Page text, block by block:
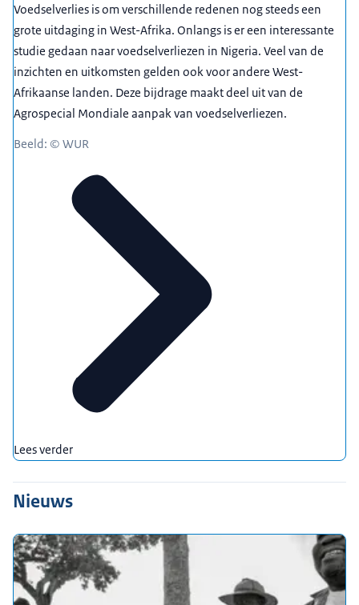
Voedselverlies is om verschillende redenen nog steeds een
grote uitdaging in West-Afrika. Onlangs is er een interessante
studie gedaan naar voedselverliezen in Nigeria. Veel van de
inzichten en uitkomsten gelden ook voor andere West-
Afrikaanse landen. Deze bijdrage maakt deel uit van de
Agrospecial Mondiale aanpak van voedselverliezen.
Beeld: © WUR
Lees verder
Nieuws